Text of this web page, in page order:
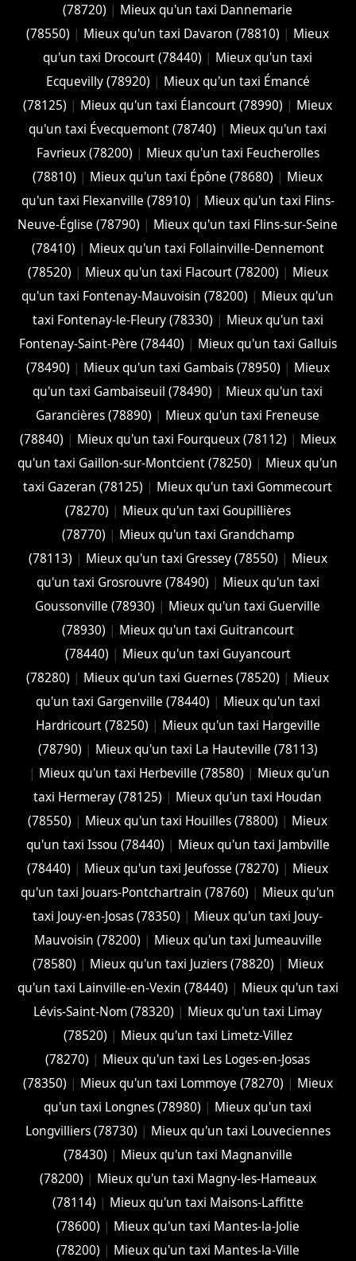
(78720) | Mieux qu'un taxi Dannemarie
(78550) | Mieux qu'un taxi Davaron (78810) | Mieux
qu'un taxi Drocourt (78440) | Mieux qu'un taxi
Ecquevilly (78920) | Mieux qu'un taxi Émancé
(78125) | Mieux qu'un taxi Élancourt (78990) | Mieux
qu'un taxi Évecquemont (78740) | Mieux qu'un taxi
Favrieux (78200) | Mieux qu'un taxi Feucherolles
(78810) | Mieux qu'un taxi Épône (78680) | Mieux
qu'un taxi Flexanville (78910) | Mieux qu'un taxi Flins-
Neuve-Église (78790) | Mieux qu'un taxi Flins-sur-Seine
(78410) | Mieux qu'un taxi Follainville-Dennemont
(78520) | Mieux qu'un taxi Flacourt (78200) | Mieux
qu'un taxi Fontenay-Mauvoisin (78200) | Mieux qu'un
taxi Fontenay-le-Fleury (78330) | Mieux qu'un taxi
Fontenay-Saint-Père (78440) | Mieux qu'un taxi Galluis
(78490) | Mieux qu'un taxi Gambais (78950) | Mieux
qu'un taxi Gambaiseuil (78490) | Mieux qu'un taxi
Garancières (78890) | Mieux qu'un taxi Freneuse
(78840) | Mieux qu'un taxi Fourqueux (78112) | Mieux
qu'un taxi Gaillon-sur-Montcient (78250) | Mieux qu'un
taxi Gazeran (78125) | Mieux qu'un taxi Gommecourt
(78270) | Mieux qu'un taxi Goupillières
(78770) | Mieux qu'un taxi Grandchamp
(78113) | Mieux qu'un taxi Gressey (78550) | Mieux
qu'un taxi Grosrouvre (78490) | Mieux qu'un taxi
Goussonville (78930) | Mieux qu'un taxi Guerville
(78930) | Mieux qu'un taxi Guitrancourt
(78440) | Mieux qu'un taxi Guyancourt
(78280) | Mieux qu'un taxi Guernes (78520) | Mieux
qu'un taxi Gargenville (78440) | Mieux qu'un taxi
Hardricourt (78250) | Mieux qu'un taxi Hargeville
(78790) | Mieux qu'un taxi La Hauteville (78113)
| Mieux qu'un taxi Herbeville (78580) | Mieux qu'un
taxi Hermeray (78125) | Mieux qu'un taxi Houdan
(78550) | Mieux qu'un taxi Houilles (78800) | Mieux
qu'un taxi Issou (78440) | Mieux qu'un taxi Jambville
(78440) | Mieux qu'un taxi Jeufosse (78270) | Mieux
qu'un taxi Jouars-Pontchartrain (78760) | Mieux qu'un
taxi Jouy-en-Josas (78350) | Mieux qu'un taxi Jouy-
Mauvoisin (78200) | Mieux qu'un taxi Jumeauville
(78580) | Mieux qu'un taxi Juziers (78820) | Mieux
qu'un taxi Lainville-en-Vexin (78440) | Mieux qu'un taxi
Lévis-Saint-Nom (78320) | Mieux qu'un taxi Limay
(78520) | Mieux qu'un taxi Limetz-Villez
(78270) | Mieux qu'un taxi Les Loges-en-Josas
(78350) | Mieux qu'un taxi Lommoye (78270) | Mieux
qu'un taxi Longnes (78980) | Mieux qu'un taxi
Longvilliers (78730) | Mieux qu'un taxi Louveciennes
(78430) | Mieux qu'un taxi Magnanville
(78200) | Mieux qu'un taxi Magny-les-Hameaux
(78114) | Mieux qu'un taxi Maisons-Laffitte
(78600) | Mieux qu'un taxi Mantes-la-Jolie
(78200) | Mieux qu'un taxi Mantes-la-Ville